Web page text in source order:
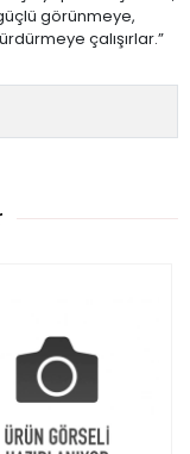
görünmeye,
çalışırlar.”